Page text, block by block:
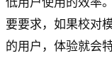
要要求，如果校对
的用户，体验就会